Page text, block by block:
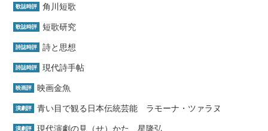
歌誌時評 角川短歌
歌誌時評 短歌研究
詩誌時評 詩と思想
詩誌時評 現代詩手帖
映画評 映画金魚
演劇評 青い目で観る日本伝統芸能 ラモーナ・ツァラヌ
演劇評